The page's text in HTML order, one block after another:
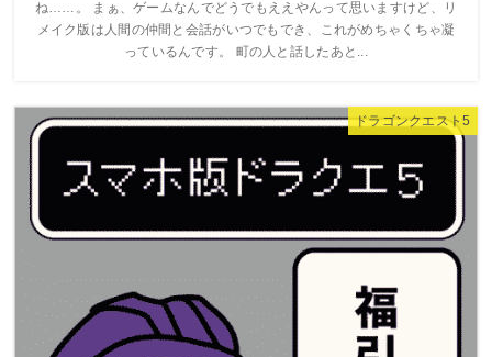
ね……。 まぁ、ゲームなんでどうでもええやんって思いますけど、リ
メイク版は人間の仲間と会話がいつでもでき、これがめちゃくちゃ凝
っているんです。 町の人と話したあと...
ドラゴンクエスト5